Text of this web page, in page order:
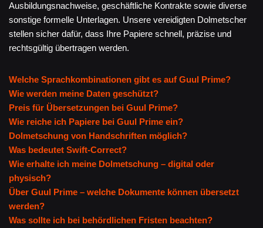
Ausbildungsnachweise, geschäftliche Kontrakte sowie diverse
sonstige formelle Unterlagen. Unsere vereidigten Dolmetscher
stellen sicher dafür, dass Ihre Papiere schnell, präzise und
rechtsgültig übertragen werden.
Welche Sprachkombinationen gibt es auf Guul Prime?
Wie werden meine Daten geschützt?
Preis für Übersetzungen bei Guul Prime?
Wie reiche ich Papiere bei Guul Prime ein?
Dolmetschung von Handschriften möglich?
Was bedeutet Swift-Correct?
Wie erhalte ich meine Dolmetschung – digital oder
physisch?
Über Guul Prime – welche Dokumente können übersetzt
werden?
Was sollte ich bei behördlichen Fristen beachten?